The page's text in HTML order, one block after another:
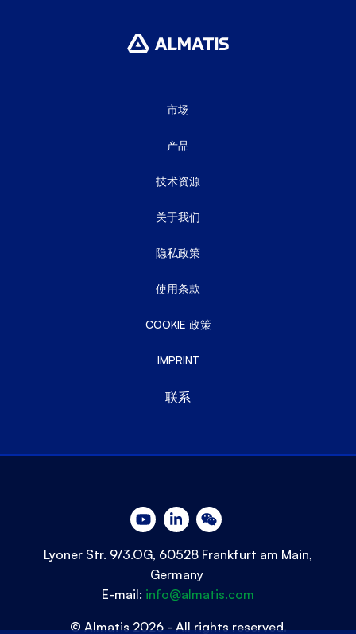
市场
产品
技术资源
关于我们
隐私政策
使用条款
COOKIE 政策
IMPRINT
联系
Lyoner Str. 9/3.OG, 60528 Frankfurt am Main,
Germany
E-mail: info@almatis.com
© Almatis 2026 - All rights reserved.